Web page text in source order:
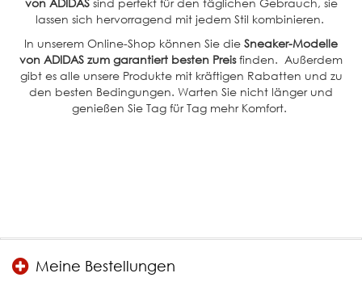
lassen sich hervorragend mit jedem Stil kombinieren.
In unserem Online-Shop können Sie die Sneaker-Modelle
von ADIDAS zum garantiert besten Preisfinden. Außerdem
gibt es alle unsere Produkte mit kräftigen Rabatten und zu
den besten Bedingungen. Warten Sie nicht länger und
genießen Sie Tag für Tag mehr Komfort.
Meine Bestellungen